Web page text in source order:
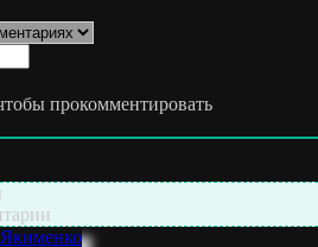
прокомментировать